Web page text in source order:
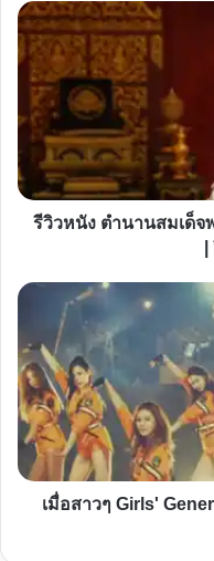
รีวิว
หนัง
ตำนาน
สมเด็จ
พระ
นเรศวร
มหาราช
อวสาน
หงสา
ปิด
ตำนาน
รีวิวหนัง ตำนานสมเด็จ
เมื่อ
Girls'
Generation
บอก
ว่า
'Catch
Me
เมื่อสาวๆ Girls'